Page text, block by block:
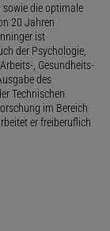
sowie die optimale
20 Jahren
ist
der Psychologie,
, Gesundheits-
des
Technischen
im Bereich
er freiberuflich